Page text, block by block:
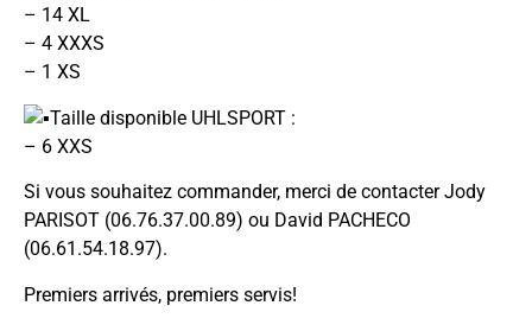
– 14 XL
– 4 XXXS
– 1 XS
Taille disponible UHLSPORT :
– 6 XXS
Si vous souhaitez commander, merci de contacter Jody
PARISOT (06.76.37.00.89) ou David PACHECO
(06.61.54.18.97).
Premiers arrivés, premiers servis!